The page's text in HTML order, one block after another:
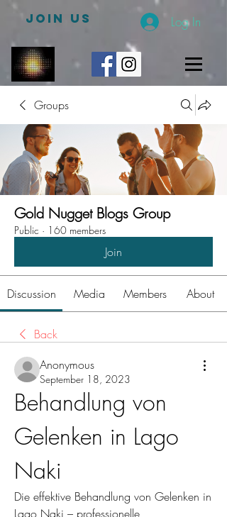
JOIN US Log In
Groups
Gold Nugget Blogs Group
Public · 160 members
Join
Discussion Media Members About
Back
Anonymous
September 18, 2023
Behandlung von
Gelenken in Lago
Naki
Die effektive Behandlung von Gelenken in
Lago Naki – professionelle